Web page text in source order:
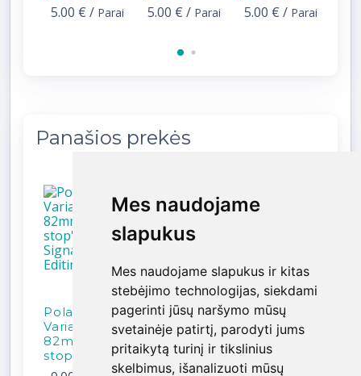
Mes naudojame
slapukus
Mes naudojame slapukus ir kitas
stebėjimo technologijas, siekdami
pagerinti jūsų naršymo mūsų
svetainėje patirtį, parodyti jums
pritaikytą turinį ir tikslinius
skelbimus, išanalizuoti mūsų
Mes naudojame
slapukus
Mes naudojame slapukus ir kitas
stebėjimo technologijas, siekdami
pagerinti jūsų naršymo mūsų
svetainėje patirtį, parodyti jums
pritaikytą turinį ir tikslinius
skelbimus, išanalizuoti mūsų
5.00 € / Parai 5.00 € / Parai 5.00 € / Parai
Panašios prekės
PolarPro
Variable ND
82mm 6-9
stop'ų fil...
PolarPro
Variable ND
82mm 2-5
stop'ų fil...
NiSi Pro
Nano
77mm ND-
Vario
reguliuojam